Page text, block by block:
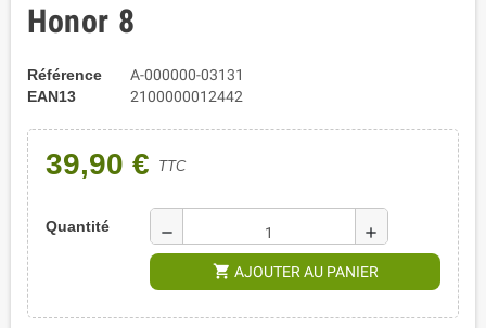
Honor 8
Référence
A-000000-03131
EAN13
2100000012442
39,90 € TTC
Quantité remove add
shopping_cart AJOUTER AU PANIER